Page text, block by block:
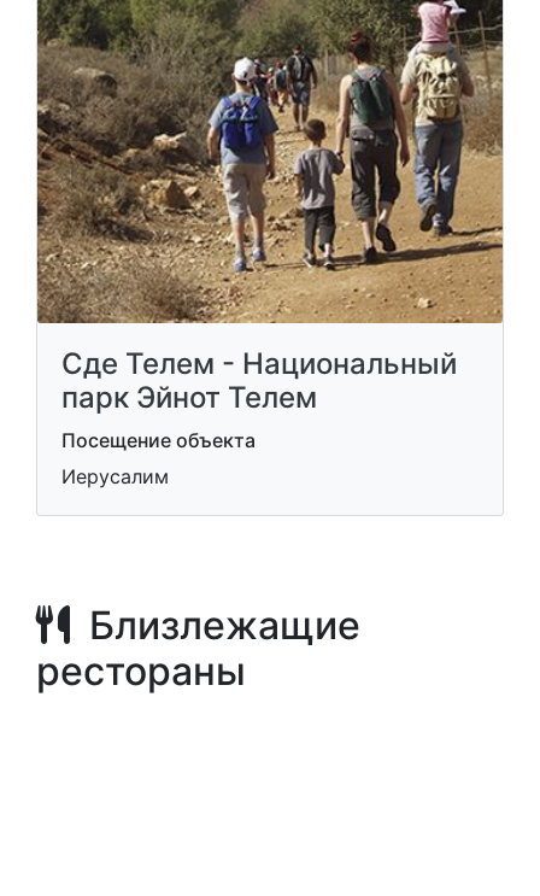
Сде Телем - Национальный
парк Эйнот Телем
Посещение объекта
Иерусалим
Близлежащие
рестораны